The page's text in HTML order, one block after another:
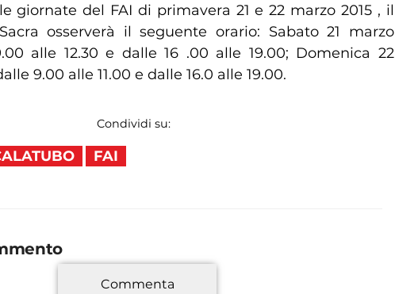
giornate del FAI di primavera 21 e 22 marzo 2015 , il
osserverà il seguente orario: Sabato 21 marzo
alle 12.30 e dalle 16 .00 alle 19.00; Domenica 22
9.00 alle 11.00 e dalle 16.0 alle 19.00.
Condividi su:
FAI
Commenta